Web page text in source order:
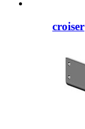
croiser